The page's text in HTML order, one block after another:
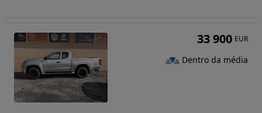
33 900 EUR
Dentro da média